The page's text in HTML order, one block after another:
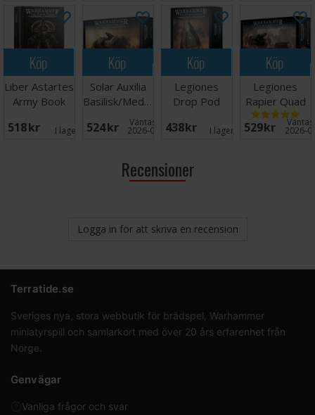
Castigator
Squad
Köp
Liber Astartes
Army Book
518 SEK I lager: 1
Köp
Solar Auxilia
Basilisk/Medusa
524 SEK Väntas in:
2026-08-27
Köp
Legiones
Drop Pod
438 SEK I lager: 10
Köp
Legiones
Rapier Quad
Heavy
Bolters
529 SEK 2026-
Recensioner
Logga in för att skriva en recension
Terratide.se
Sveriges nya, stora webbutik för brädspel, Warhammer
miniatyrspill och samlarkort med över 20 års erfarenhet från
Norge.
Genvägar
Vanliga frågor och svar